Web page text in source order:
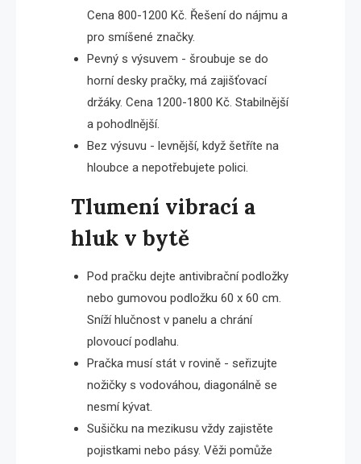
Cena 800-1200 Kč. Řešení do nájmu a
pro smíšené značky.
Pevný s výsuvem - šroubuje se do
horní desky pračky, má zajišťovací
držáky. Cena 1200-1800 Kč. Stabilnější
a pohodlnější.
Bez výsuvu - levnější, když šetříte na
hloubce a nepotřebujete polici.
Tlumení vibrací a
hluk v bytě
Pod pračku dejte antivibrační podložky
nebo gumovou podložku 60 x 60 cm.
Sníží hlučnost v panelu a chrání
plovoucí podlahu.
Pračka musí stát v rovině - seřizujte
nožičky s vodováhou, diagonálně se
nesmí kývat.
Sušičku na mezikusu vždy zajistěte
pojistkami nebo pásy. Věži pomůže